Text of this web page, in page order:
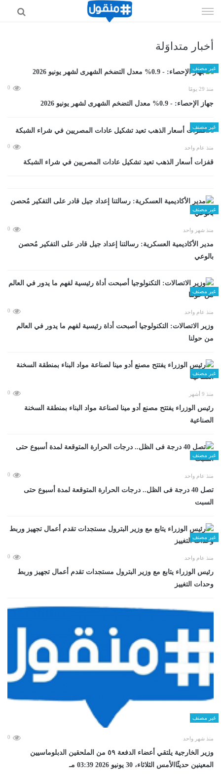
الى
أخبار متداوَلة
غير مصنف
منذ 29 يومًا 0
جهاز الإحصاء: - 0.9% معدل التضخم الشهرى لشهر يونيو 2026
غير مصنف
منذ عام واحد 0
قفزات أسعار الذهب تعيد تشكيل عادات المصريين في شراء الشبكة
غير مصنف
منذ شهر واحد 0
مدير الأكاديمية العسكرية: رسالتنا إعداد جيل قادر على التفكير مُحصن
بالوعي
غير مصنف
منذ عام واحد 0
وزير الاتصالات: التكنولوجيا أصبحت أداة رئيسية لفهم ما يدور في العالم
من حولنا
غير مصنف
منذ 9 أشهر 0
رئيس الوزراء يفتتح مصنع أدو مينا لصناعة مواد البناء بمنطقة السخنة
الصناعية
غير مصنف
منذ عام واحد 0
تصل 40 درجة فى الظل.. درجات الحرارة المتوقعة لمدة أسبوع حتى
السبت
غير مصنف
منذ عام واحد 0
رئيس الوزراء يتابع مع وزير البترول مستجدات تقدم أعمال تجهيز وربط
وحدات التغييز
غير مصنف
منذ شهر واحد 0
وزير الخارجية يلتقي أعضاء الدفعة ٥٩ من الملحقين الدبلوماسيين
المعينين حديثًاالأمس الثلاثاء، 30 يونيو 2026 03:39 مـ